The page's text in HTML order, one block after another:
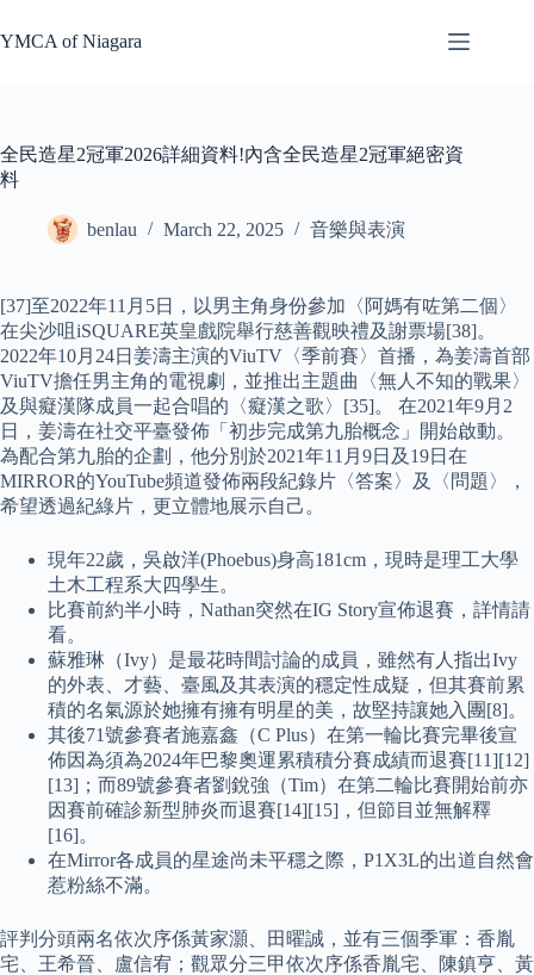
to
content
YMCA of Niagara
全民造星2冠軍2026詳細資料!內含全民造星2冠軍絕密資
料
benlau March 22, 2025 音樂與表演
[37]至2022年11月5日，以男主角身份參加〈阿媽有咗第二個〉
在尖沙咀iSQUARE英皇戲院舉行慈善觀映禮及謝票場[38]。
2022年10月24日姜濤主演的ViuTV〈季前賽〉首播，為姜濤首部
ViuTV擔任男主角的電視劇，並推出主題曲〈無人不知的戰果〉
及與癡漢隊成員一起合唱的〈癡漢之歌〉[35]。 在2021年9月2
日，姜濤在社交平臺發佈「初步完成第九胎概念」開始啟動。
為配合第九胎的企劃，他分別於2021年11月9日及19日在
MIRROR的YouTube頻道發佈兩段紀錄片〈答案〉及〈問題〉，
希望透過紀綠片，更立體地展示自己。
現年22歲，吳啟洋(Phoebus)身高181cm，現時是理工大學
土木工程系大四學生。
比賽前約半小時，Nathan突然在IG Story宣佈退賽，詳情請
看。
蘇雅琳（Ivy）是最花時間討論的成員，雖然有人指出Ivy
的外表、才藝、臺風及其表演的穩定性成疑，但其賽前累
積的名氣源於她擁有擁有明星的美，故堅持讓她入團[8]。
其後71號參賽者施嘉鑫（C Plus）在第一輪比賽完畢後宣
佈因為須為2024年巴黎奧運累積積分賽成績而退賽[11][12]
[13]；而89號參賽者劉銳強（Tim）在第二輪比賽開始前亦
因賽前確診新型肺炎而退賽[14][15]，但節目並無解釋
[16]。
在Mirror各成員的星途尚未平穩之際，P1X3L的出道自然會
惹粉絲不滿。
評判分頭兩名依次序係黃家灝、田曜誠，並有三個季軍：香胤
宅、王希晉、盧信宥；觀眾分三甲依次序係香胤宅、陳鎮亨、黃